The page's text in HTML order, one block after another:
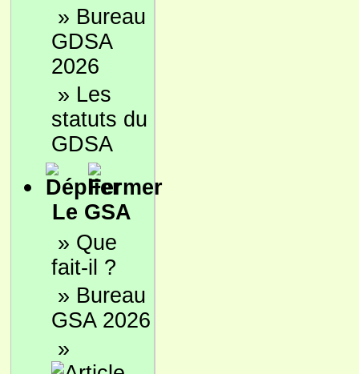
» Bureau
GDSA
2026
» Les
statuts du
GDSA
Le GSA
» Que
fait-il ?
» Bureau
GSA 2026
»